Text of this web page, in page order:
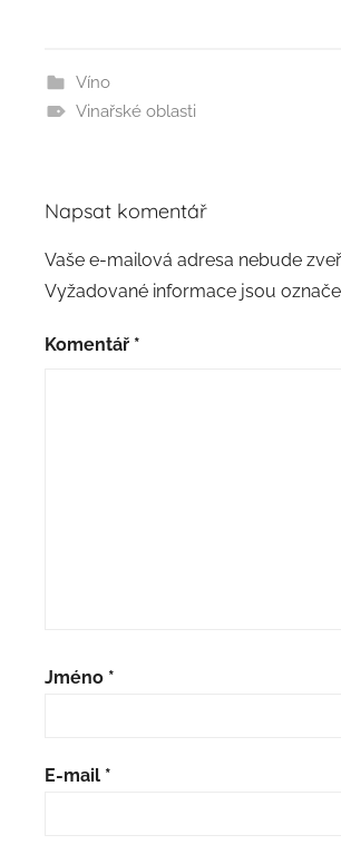
Víno
Vinařské oblasti
Napsat komentář
Vaše e-mailová adresa nebude
Vyžadované informace jsou
Komentář *
Jméno *
E-mail *